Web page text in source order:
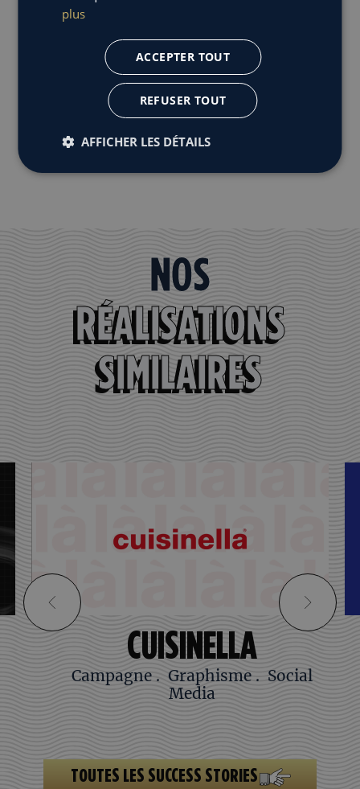
Retour aux projets
NOS
RÉALISATIONS
SIMILAIRES
CUISINELLA
Campagne . Graphisme . Social
Media
TOUTES LES SUCCESS STORIES
plus
ACCEPTER TOUT
REFUSER TOUT
AFFICHER LES DÉTAILS